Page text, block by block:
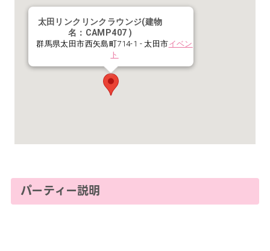
太田リンクリンクラウンジ(建物
名：CAMP407 )
群馬県太田市西矢島町714-1 - 太田市イベン
ト
パーティー説明